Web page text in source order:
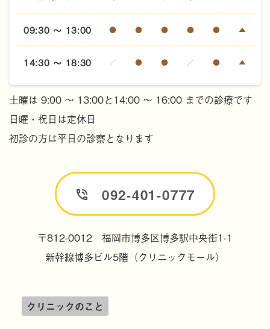
09:30 ～ 13:00 ● ● ● ● ● ▲
14:30 ～ 18:30 ／ ● ● ／ ● ▲
土曜は 9:00 ～ 13:00と14:00 ～ 16:00 までの診療です
日曜・祝日は定休日
初診の方は平日の診察となります
092-401-0777
〒812-0012 福岡市博多区博多駅中央街1-1
新幹線博多ビル5階 （クリニックモール）
クリニックのこと